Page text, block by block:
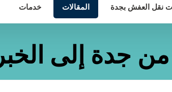
نقل العفش بجدة المقالات خدمات
جدة إلى الخبر